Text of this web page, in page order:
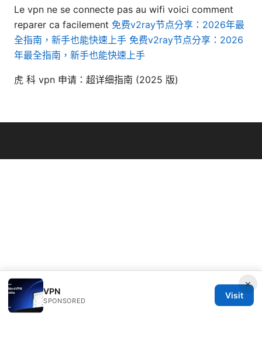
Le vpn ne se connecte pas au wifi voici comment
reparer ca facilement 免费v2ray节点分享：2026年最
全指南，新手也能快速上手 免费v2ray节点分享：2026
年最全指南，新手也能快速上手
虎 科 vpn 申请：超详细指南 (2025 版)
×
VPN
SPONSORED
Visit